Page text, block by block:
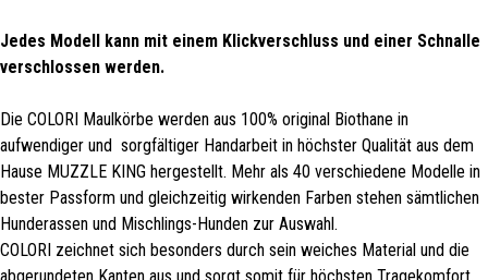
Jedes Modell kann mit einem Klickverschluss und einer Schnalle
verschlossen werden.
Die COLORI Maulkörbe werden aus 100% original Biothane in
aufwendiger und sorgfältiger Handarbeit in höchster Qualität aus dem
Hause MUZZLE KING hergestellt. Mehr als 40 verschiedene Modelle in
bester Passform und gleichzeitig wirkenden Farben stehen sämtlichen
Hunderassen und Mischlings-Hunden zur Auswahl.
COLORI zeichnet sich besonders durch sein weiches Material und die